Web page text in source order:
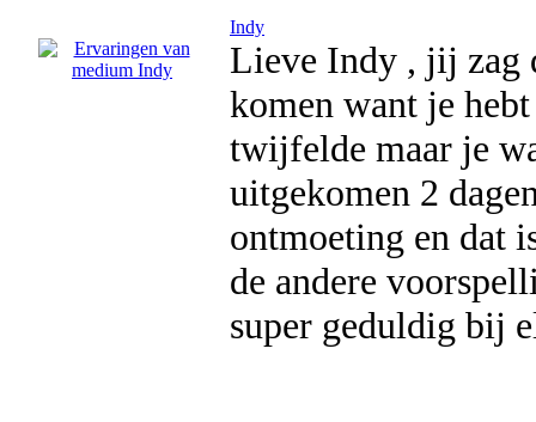
Indy
Lieve Indy , jij zag
komen want je
twijfelde maar je
uitgekomen 2
ontmoeting en dat
de andere
super geduldig bij